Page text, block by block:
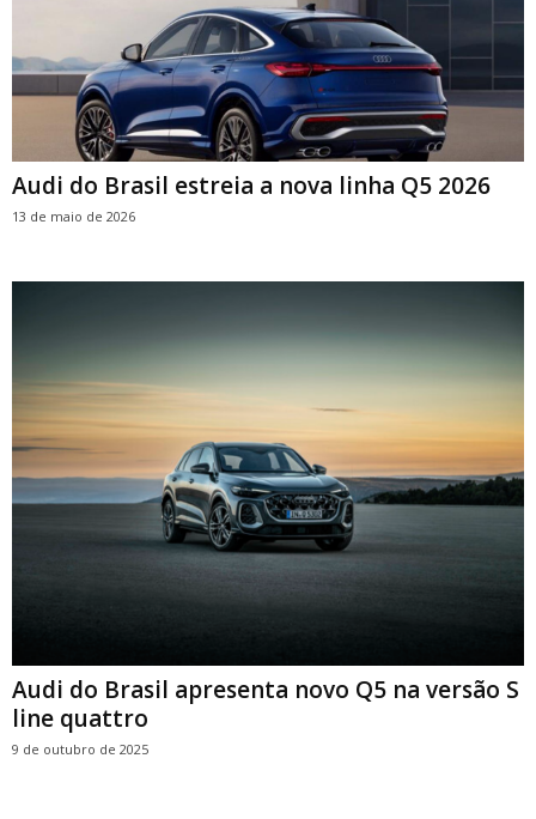
Audi do Brasil estreia a nova linha Q5 2026
13 de maio de 2026
Audi do Brasil apresenta novo Q5 na versão S
line quattro
9 de outubro de 2025